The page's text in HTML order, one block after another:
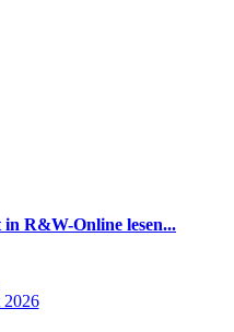
in R&W-Online lesen...
2026